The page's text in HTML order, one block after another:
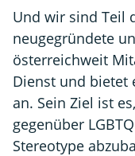
Und wir sind Teil
neugegründete
österreichweit
Dienst und bietet
an. Sein Ziel ist
gegenüber
Stereotype